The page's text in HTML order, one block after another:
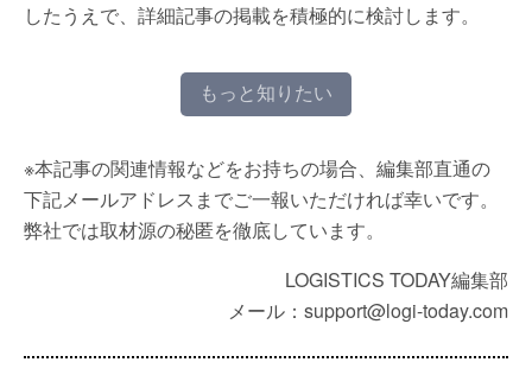
したうえで、詳細記事の掲載を積極的に検討します。
もっと知りたい
※本記事の関連情報などをお持ちの場合、編集部直通の
下記メールアドレスまでご一報いただければ幸いです。
弊社では取材源の秘匿を徹底しています。
LOGISTICS TODAY編集部
メール：support@logi-today.com